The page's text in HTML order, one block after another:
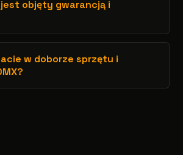
objęty gwarancją i
w doborze sprzętu i